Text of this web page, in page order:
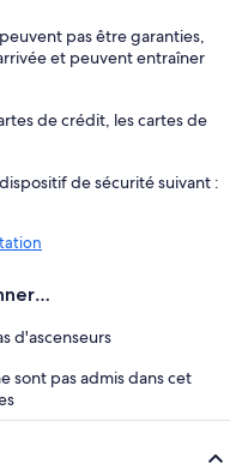
pas être garanties,
et peuvent entraîner
de crédit, les cartes de
de sécurité suivant :
d'ascenseurs
sont pas admis dans cet